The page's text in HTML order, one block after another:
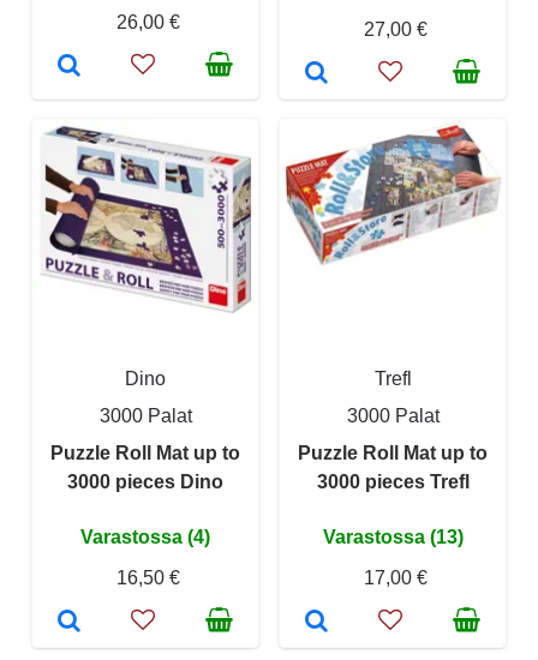
26,00 €
27,00 €
Dino
3000 Palat
Puzzle Roll Mat up to
3000 pieces Dino
Varastossa (4)
16,50 €
Trefl
3000 Palat
Puzzle Roll Mat up to
3000 pieces Trefl
Varastossa (13)
17,00 €